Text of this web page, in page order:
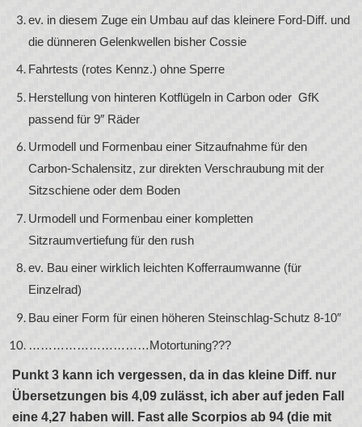
ev. in diesem Zuge ein Umbau auf das kleinere Ford-Diff. und
die dünneren Gelenkwellen bisher Cossie
Fahrtests (rotes Kennz.) ohne Sperre
Herstellung von hinteren Kotflügeln in Carbon oder GfK
passend für 9″ Räder
Urmodell und Formenbau einer Sitzaufnahme für den
Carbon-Schalensitz, zur direkten Verschraubung mit der
Sitzschiene oder dem Boden
Urmodell und Formenbau einer kompletten
Sitzraumvertiefung für den rush
ev. Bau einer wirklich leichten Kofferraumwanne (für
Einzelrad)
Bau einer Form für einen höheren Steinschlag-Schutz 8-10″
…………………………Motortuning???
Punkt 3 kann ich vergessen, da in das kleine Diff. nur
Übersetzungen bis 4,09 zulässt, ich aber auf jeden Fall
eine 4,27 haben will. Fast alle Scorpios ab 94 (die mit